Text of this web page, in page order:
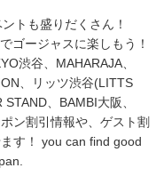
トも盛りだくさん！
ゴージャスに楽しもう！
渋谷、MAHARAJA、
、リッツ渋谷(LITTS
、BAMBI大阪、
ン割引情報や、ゲスト割
す！ you can find good